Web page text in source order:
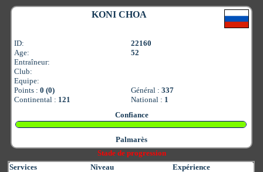
KONI CHOA
ID:
22160
Age:
52
Entraîneur:
Club:
Equipe:
Points : 0 (0) Général : 337
Continental : 121 National : 1
Confiance
Palmarès
Stade de progression
Services
Niveau
Expérience